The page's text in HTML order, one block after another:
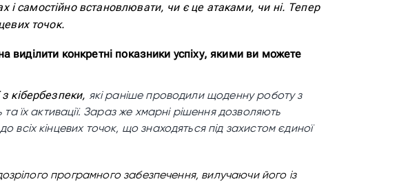
і самостійно встановлювати, чи є це атаками, чи ні. Тепер
точок.
виділити конкретні показники успіху, якими ви можете
кібербезпеки, які раніше проводили щоденну роботу з
їх активації. Зараз же хмарні рішення дозволяють
кінцевих точок, що знаходяться під захистом єдиної
програмного забезпечення, вилучаючи його із